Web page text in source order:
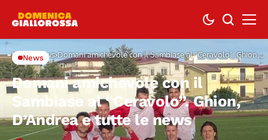
Home News Domani amichevole con il Sambiase al “Ceravolo”. Ghion,
D’Andrea e tutte le news
News
Domani amichevole con il
Sambiase al “Ceravolo”. Ghion,
D’Andrea e tutte le news